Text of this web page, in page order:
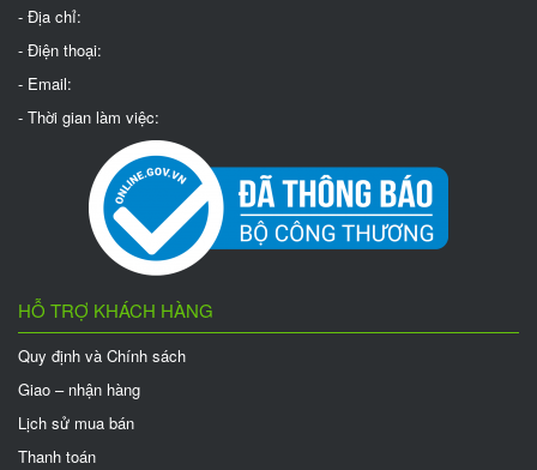
- Địa chỉ:
- Điện thoại:
- Email:
- Thời gian làm việc:
HỖ TRỢ KHÁCH HÀNG
Quy định và Chính sách
Giao – nhận hàng
Lịch sử mua bán
Thanh toán